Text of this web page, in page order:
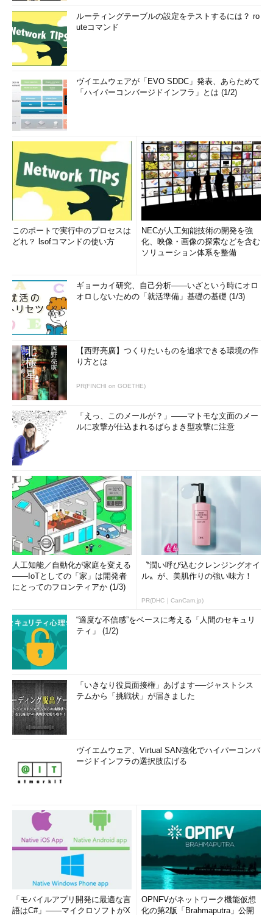
ルーティングテーブルの設定をテストするには？ ro
uteコマンド
ヴイエムウェアが「EVO SDDC」発表、あらためて
「ハイパーコンバージドインフラ」とは (1/2)
このポートで実行中のプロセスは
どれ？ lsofコマンドの使い方
NECが人工知能技術の開発を強
化、映像・画像の探索などを含む
ソリューション体系を整備
ギョーカイ研究、自己分析――いざという時にオロ
オロしないための「就活準備」基礎の基礎 (1/3)
【西野亮廣】つくりたいものを追求できる環境の作
り方とは
PR(FINCHI on GOETHE)
「えっ、このメールが？」――マトモな文面のメー
ルに攻撃が仕込まれるばらまき型攻撃に注意
人工知能／自動化が家庭を変える
――IoTとしての「家」は開発者
にとってのフロンティアか (1/3)
〝潤い呼び込むクレンジングオイ
ル〟が、美肌作りの強い味方！
PR(DHC｜CanCam.jp)
“適度な不信感”をベースに考える「人間のセキュリ
ティ」 (1/2)
「いきなり役員面接権」あげます──ジャストシス
テムから「挑戦状」が届きました
ヴイエムウェア、Virtual SAN強化でハイパーコンバ
ージドインフラの選択肢広げる
「モバイルアプリ開発に最適な言
語はC#」――マイクロソフトがX
OPNFVがネットワーク機能仮想
化の第2版「Brahmaputra」公開